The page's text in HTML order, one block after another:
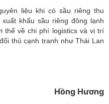
liệu khi có sầu riêng thu
khẩu sầu riêng đông lạnh
thế về chi phí logistics và vị trí
thủ cạnh tranh như Thái Lan
Hồng Hương